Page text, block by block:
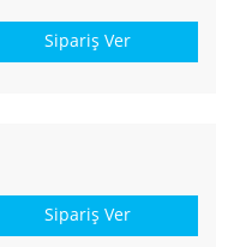
Sipariş Ver
Sipariş Ver